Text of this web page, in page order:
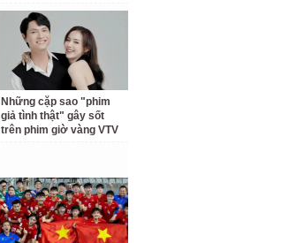
Những cặp sao "phim
giả tình thật" gây sốt
trên phim giờ vàng VTV